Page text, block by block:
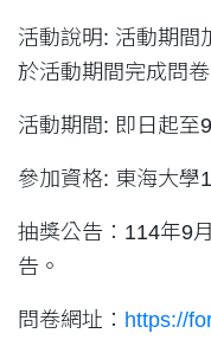
活動說明: 活動期間
於活動期間完成問
活動期間: 即日起至
參加資格: 東海大學
抽獎公告：114年9
告。
問卷網址： https://